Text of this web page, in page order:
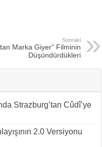
Sonraki
Marka Giyer” Filminin
Düşündürdükleri
Strazburg’tan Cûdî’ye
2.0 Versiyonu